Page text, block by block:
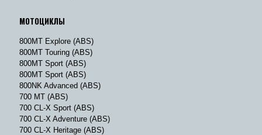
МОТОЦИКЛЫ
800MT Explore (ABS)
800MT Touring (ABS)
800MT Sport (ABS)
800MT Sport (ABS)
800NK Advanced (ABS)
700 MT (ABS)
700 CL-X Sport (ABS)
700 CL-X Adventure (ABS)
700 CL-X Heritage (ABS)